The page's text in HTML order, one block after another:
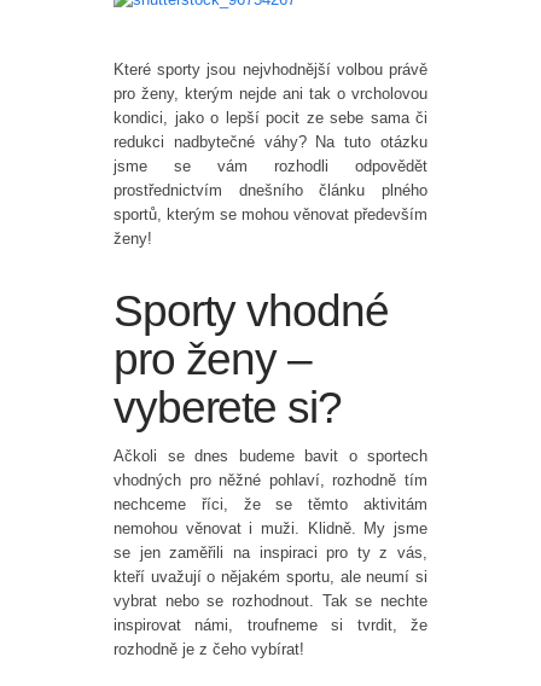
Které sporty jsou nejvhodnější volbou právě
pro ženy, kterým nejde ani tak o vrcholovou
kondici, jako o lepší pocit ze sebe sama či
redukci nadbytečné váhy? Na tuto otázku
jsme se vám rozhodli odpovědět
prostřednictvím dnešního článku plného
sportů, kterým se mohou věnovat především
ženy!
Sporty vhodné
pro ženy –
vyberete si?
Ačkoli se dnes budeme bavit o sportech
vhodných pro něžné pohlaví, rozhodně tím
nechceme říci, že se těmto aktivitám
nemohou věnovat i muži. Klidně. My jsme
se jen zaměřili na inspiraci pro ty z vás,
kteří uvažují o nějakém sportu, ale neumí si
vybrat nebo se rozhodnout. Tak se nechte
inspirovat námi, troufneme si tvrdit, že
rozhodně je z čeho vybírat!